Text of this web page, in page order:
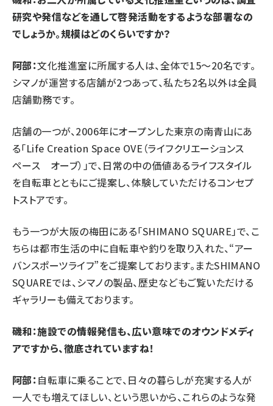
研究や発信などを通して啓発活動をするような部署なの
でしょうか。規模はどのくらいですか？
阿部：文化推進室に所属する人は、全体で15～20名です。
シマノが運営する店舗が2つあって、私たち2名以外は全員
店舗勤務です。
店舗の一つが、2006年にオープンした東京の南青山にあ
る「Life Creation Space OVE（ライフクリエーションス
ペース オーブ） 」で、日常の中の価値あるライフスタイル
を自転車とともにご提案し、体験していただけるコンセプ
トストアです。
もう一つが大阪の梅田にある「SHIMANO SQUARE」で、こ
ちらは都市生活の中に自転車や釣りを取り入れた、“アー
バンスポーツライフ”をご提案しております。またSHIMANO
SQUAREでは、シマノの製品、歴史などもご覧いただける
ギャラリーも備えております。
磯和：施設での情報発信も、広い意味でのオウンドメディ
アですから、徹底されていますね！
阿部：自転車に乗ることで、日々の暮らしが充実する人が
一人でも増えてほしい、という思いから、これらのような発